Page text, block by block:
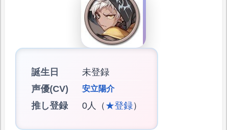
誕生日
未登録
声優(CV)
安立陽介
推し登録 0人（ ★登録）